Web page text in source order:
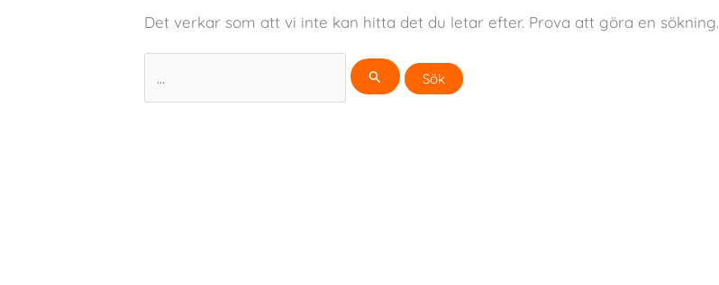
Det verkar som att vi inte kan hitta det du letar efter. Prova att göra en sökning.
efter: